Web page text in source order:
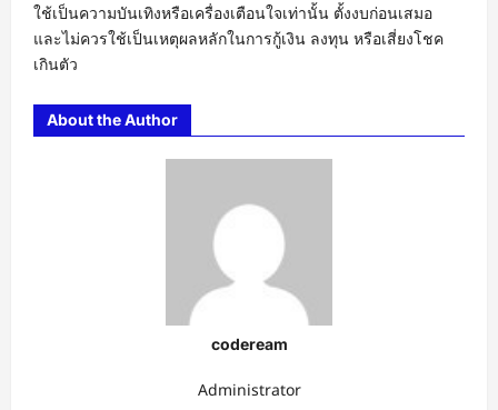
ใช้เป็นความบันเทิงหรือเครื่องเตือนใจเท่านั้น ตั้งงบก่อนเสมอ
และไม่ควรใช้เป็นเหตุผลหลักในการกู้เงิน ลงทุน หรือเสี่ยงโชค
เกินตัว
About the Author
codeream
Administrator